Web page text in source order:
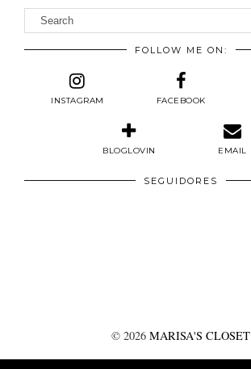
FOLLOW ME ON:
INSTAGRAM FACEBOOK
BLOGLOVIN EMAIL
SEGUIDORES
© 2026 MARISA'S CLOSET